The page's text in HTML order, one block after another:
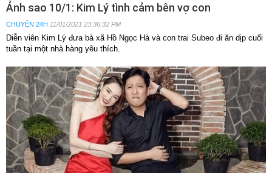
Ảnh sao 10/1: Kim Lý tình cảm bên vợ con
CHUYỆN 24H 11/01/2021 23:36:32 PM
Diễn viên Kim Lý đưa bà xã Hồ Ngọc Hà và con trai Subeo đi ăn dịp cuối
tuần tại một nhà hàng yêu thích.